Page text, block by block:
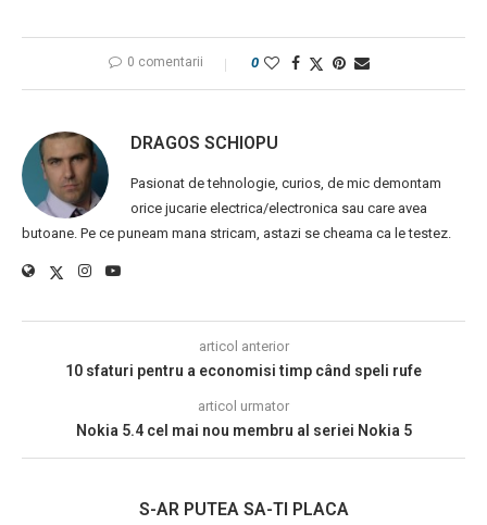
0 comentarii 0
DRAGOS SCHIOPU
Pasionat de tehnologie, curios, de mic demontam
orice jucarie electrica/electronica sau care avea
butoane. Pe ce puneam mana stricam, astazi se cheama ca le testez.
articol anterior
10 sfaturi pentru a economisi timp când speli rufe
articol urmator
Nokia 5.4 cel mai nou membru al seriei Nokia 5
S-AR PUTEA SA-TI PLACA